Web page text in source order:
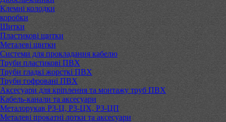
Клемні колодки
коробки
Щитки
Пластикові щитки
Металеві щитки
Системи для прокладання кабелю
Труби пластикові ПВХ
Труби гладкі жорсткі ПВХ
Труби гофровані ПВХ
Аксесуари для кріплення та монтажу труб ПВХ
Кабель-канали та аксесуари
Металорукав РЗ-Ц, РЗ-ЦХ, РЗ-ЦП
Металеві прокатні лотки та аксесуари